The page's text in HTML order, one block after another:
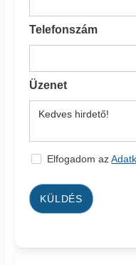
Telefonszám
Üzenet
Elfogadom az
KÜLDÉS